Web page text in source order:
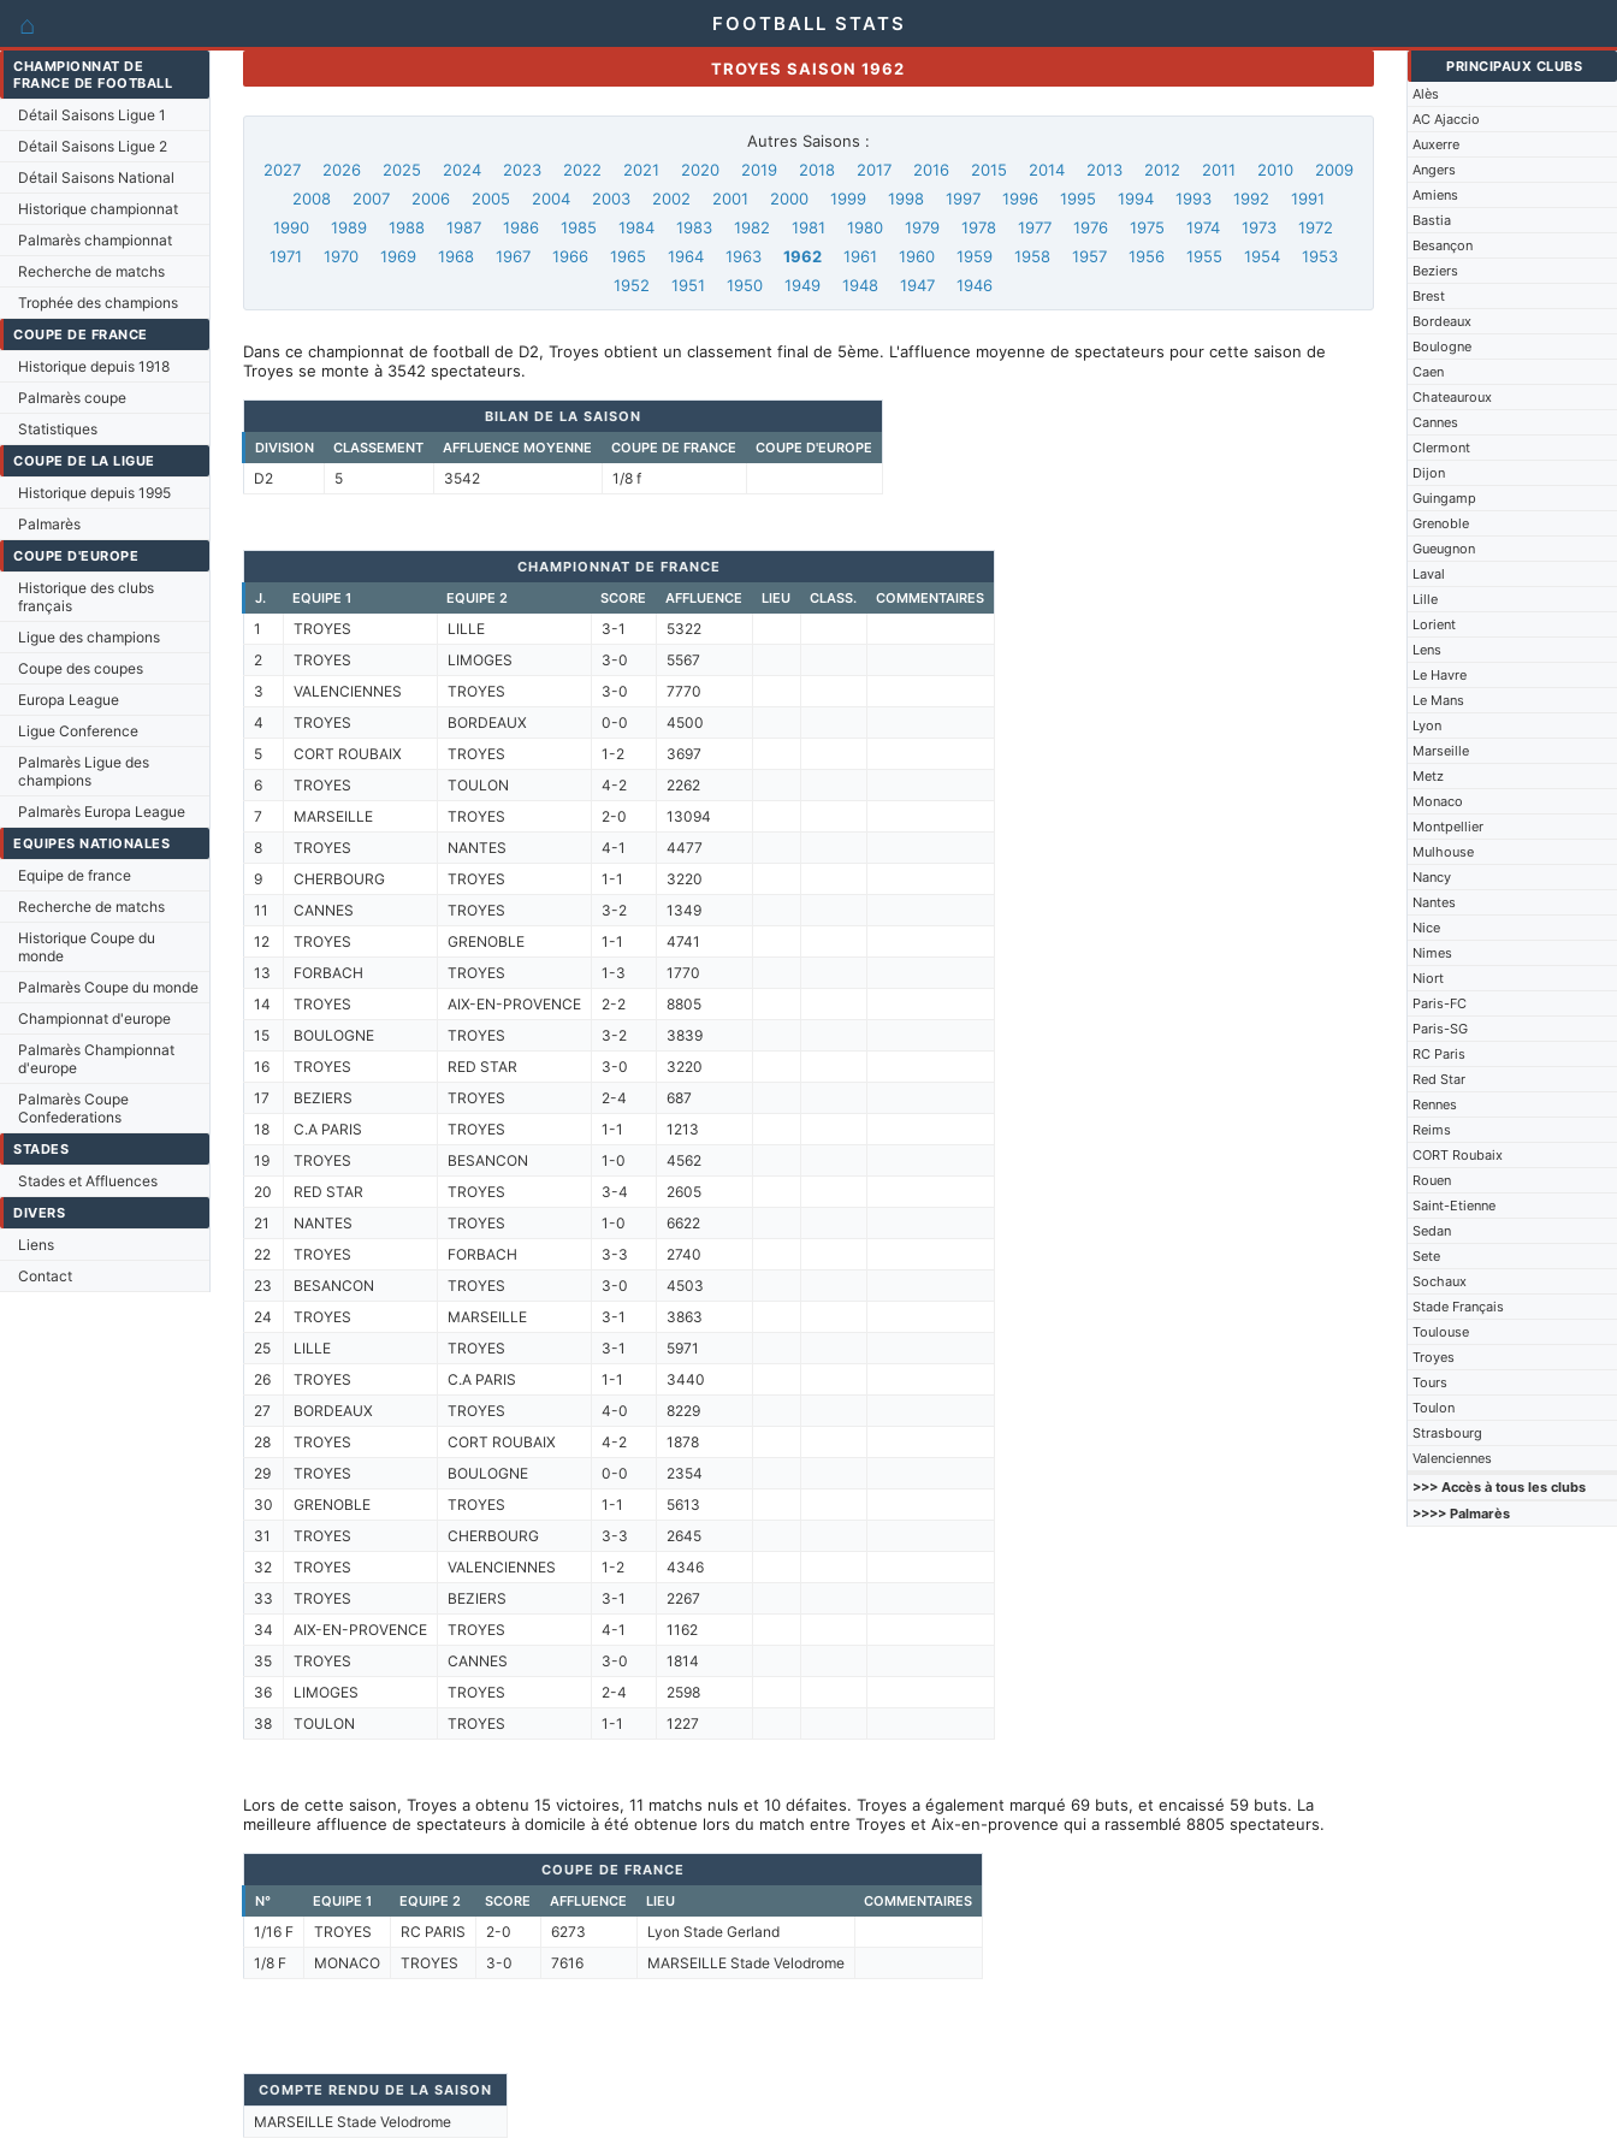
⌂ FOOTBALL STATS
CHAMPIONNAT DE
FRANCE DE FOOTBALL
Détail Saisons Ligue 1
Détail Saisons Ligue 2
Détail Saisons National
Historique championnat
Palmarès championnat
Recherche de matchs
Trophée des champions
COUPE DE FRANCE
Historique depuis 1918
Palmarès coupe
Statistiques
COUPE DE LA LIGUE
Historique depuis 1995
Palmarès
COUPE D'EUROPE
Historique des clubs
français
Ligue des champions
Coupe des coupes
Europa League
Ligue Conference
Palmarès Ligue des
champions
Palmarès Europa League
EQUIPES NATIONALES
Equipe de france
Recherche de matchs
Historique Coupe du
monde
Palmarès Coupe du monde
Championnat d'europe
Palmarès Championnat
d'europe
Palmarès Coupe
Confederations
STADES
Stades et Affluences
DIVERS
Liens
Contact
PRINCIPAUX CLUBS
Alès
AC Ajaccio
Auxerre
Angers
Amiens
Bastia
Besançon
Beziers
Brest
Bordeaux
Boulogne
Caen
Chateauroux
Cannes
Clermont
Dijon
Guingamp
Grenoble
Gueugnon
Laval
Lille
Lorient
Lens
Le Havre
Le Mans
Lyon
Marseille
Metz
Monaco
Montpellier
Mulhouse
Nancy
Nantes
Nice
Nimes
Niort
Paris-FC
Paris-SG
RC Paris
Red Star
Rennes
Reims
CORT Roubaix
Rouen
Saint-Etienne
Sedan
Sete
Sochaux
Stade Français
Toulouse
Troyes
Tours
Toulon
Strasbourg
Valenciennes
>>> Accès à tous les clubs
>>>> Palmarès
TROYES SAISON 1962
Autres Saisons :
2027
2026 2025 2024 2023 2022 2021 2020 2019 2018 2017 2016 2015 2014 2013 2012 2011 2010
2009
2008
2007 2006 2005 2004 2003 2002 2001 2000 1999 1998 1997 1996 1995 1994 1993 1992
1991
1990
1989 1988 1987 1986 1985 1984 1983 1982 1981 1980 1979 1978 1977 1976 1975 1974 1973
1972
1971
1970 1969 1968 1967 1966 1965 1964 1963 1962 1961 1960 1959 1958 1957 1956 1955 1954
1953
1952
1951 1950 1949 1948 1947 1946
Dans ce championnat de football de D2, Troyes obtient un classement final de 5ème. L'affluence moyenne de spectateurs pour cette saison de
Troyes se monte à 3542 spectateurs.
BILAN DE LA SAISON
DIVISION
CLASSEMENT AFFLUENCE MOYENNE COUPE DE FRANCE COUPE D'EUROPE
D2 5 3542 1/8 f
CHAMPIONNAT DE FRANCE
J.
EQUIPE 1 EQUIPE 2 SCORE AFFLUENCE LIEU CLASS. COMMENTAIRES
1 TROYES LILLE 3-1
5322
2
TROYES LIMOGES 3-0
5567
3
VALENCIENNES TROYES 3-0
7770
4
TROYES BORDEAUX 0-0
4500
5
CORT ROUBAIX TROYES 1-2
3697
6
TROYES TOULON 4-2
2262
7
MARSEILLE TROYES 2-0
13094
8
TROYES NANTES 4-1
4477
9
CHERBOURG TROYES 1-1
3220
11
CANNES TROYES 3-2
1349
12
TROYES GRENOBLE 1-1
4741
13
FORBACH TROYES 1-3
1770
14
TROYES AIX-EN-PROVENCE 2-2
8805
15
BOULOGNE TROYES 3-2
3839
16
TROYES RED STAR 3-0
3220
17
BEZIERS TROYES 2-4
687
18
C.A PARIS TROYES 1-1
1213
19
TROYES BESANCON 1-0
4562
20
RED STAR TROYES 3-4
2605
21
NANTES TROYES 1-0
6622
22
TROYES FORBACH 3-3
2740
23
BESANCON TROYES 3-0
4503
24
TROYES MARSEILLE 3-1
3863
25
LILLE TROYES 3-1
5971
26
TROYES C.A PARIS 1-1
3440
27
BORDEAUX TROYES 4-0
8229
28
TROYES CORT ROUBAIX 4-2
1878
29
TROYES BOULOGNE 0-0
2354
30
GRENOBLE TROYES 1-1
5613
31
TROYES CHERBOURG 3-3
2645
32
TROYES VALENCIENNES 1-2
4346
33
TROYES BEZIERS 3-1
2267
34
AIX-EN-PROVENCE TROYES 4-1
1162
35
TROYES CANNES 3-0
1814
36
LIMOGES TROYES 2-4
2598
38
TOULON TROYES 1-1 1227
Lors de cette saison, Troyes a obtenu 15 victoires, 11 matchs nuls et 10 défaites. Troyes a également marqué 69 buts, et encaissé 59 buts. La
meilleure affluence de spectateurs à domicile à été obtenue lors du match entre Troyes et Aix-en-provence qui a rassemblé 8805 spectateurs.
COUPE DE FRANCE
N°
EQUIPE 1 EQUIPE 2 SCORE AFFLUENCE LIEU COMMENTAIRES
1/16 F TROYES RC PARIS 2-0 6273
Lyon Stade Gerland
1/8 F
MONACO TROYES 3-0 7616 MARSEILLE Stade Velodrome
COMPTE RENDU DE LA SAISON
MARSEILLE Stade Velodrome